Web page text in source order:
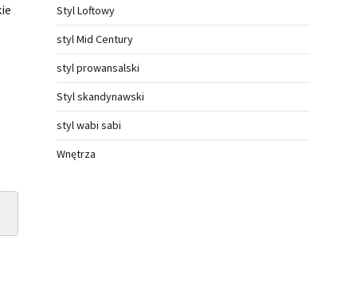
Styl Loftowy
styl Mid Century
styl prowansalski
Styl skandynawski
styl wabi sabi
Wnętrza